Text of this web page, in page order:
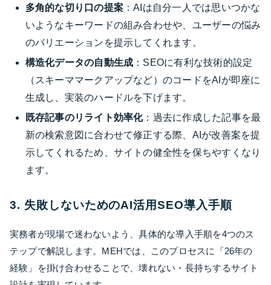
多角的な切り口の提案 ：AIは自分一人では思いつかな
いようなキーワードの組み合わせや、ユーザーの悩み
のバリエーションを提示してくれます。
構造化データの自動生成 ：SEOに有利な技術的設定
（スキーママークアップなど）のコードをAIが即座に
生成し、実装のハードルを下げます。
既存記事のリライト効率化：過去に作成した記事を最
新の検索意図に合わせて修正する際、AIが改善案を提
示してくれるため、サイトの健全性を保ちやすくなり
ます。
3. 失敗しないためのAI活用SEO導入手順
実務者が現場で迷わないよう、具体的な導入手順を4つのス
テップで解説します。MEHでは、このプロセスに「26年の
経験」を掛け合わせることで、壊れない・長持ちするサイト